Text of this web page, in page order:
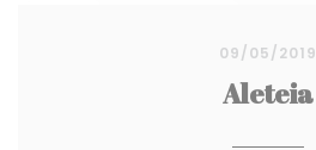
09/05/2019
Aleteia